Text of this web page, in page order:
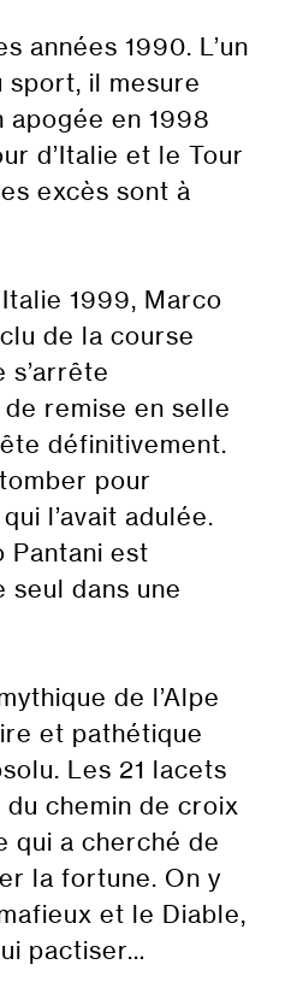
années 1990. L’un
sport, il mesure
apogée en 1998
d’Italie et le Tour
excès sont à
1999, Marco
de la course
s’arrête
remise en selle
définitivement.
pour
l’avait adulée.
Pantani est
seul dans une
de l’Alpe
et pathétique
Les 21 lacets
chemin de croix
qui a cherché de
la fortune. On y
et le Diable,
pactiser…